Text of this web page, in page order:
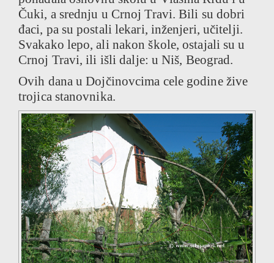
Čuki, a srednju u Crnoj Travi. Bili su dobri
đaci, pa su postali lekari, inženjeri, učitelji.
Svakako lepo, ali nakon škole, ostajali su u
Crnoj Travi, ili išli dalje: u Niš, Beograd.
Ovih dana u Dojčinovcima cele godine žive
trojica stanovnika.